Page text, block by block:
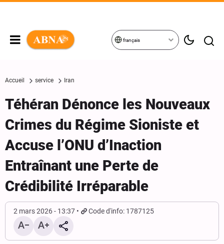
français
Accueil service Iran
Téhéran Dénonce les Nouveaux
Crimes du Régime Sioniste et
Accuse l’ONU d’Inaction
Entraînant une Perte de
Crédibilité Irréparable
2 mars 2026 - 13:37 Code d'info: 1787125